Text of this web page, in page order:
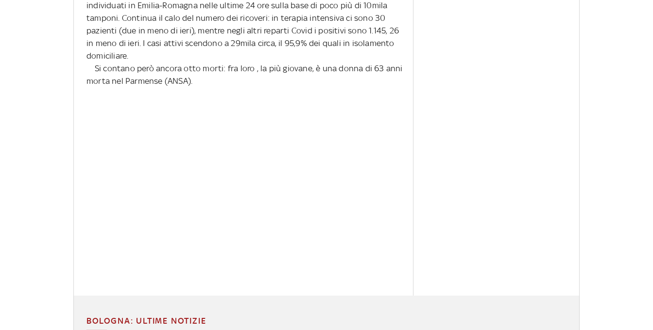
individuati in Emilia-Romagna nelle ultime 24 ore sulla base di poco più di 10mila
tamponi. Continua il calo del numero dei ricoveri: in terapia intensiva ci sono 30
pazienti (due in meno di ieri), mentre negli altri reparti Covid i positivi sono 1.145, 26
in meno di ieri. I casi attivi scendono a 29mila circa, il 95,9% dei quali in isolamento
domiciliare.
Si contano però ancora otto morti: fra loro , la più giovane, è una donna di 63 anni
morta nel Parmense (ANSA).
BOLOGNA: ULTIME NOTIZIE